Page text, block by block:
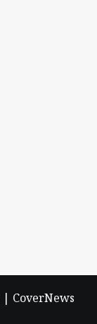
| CoverNews